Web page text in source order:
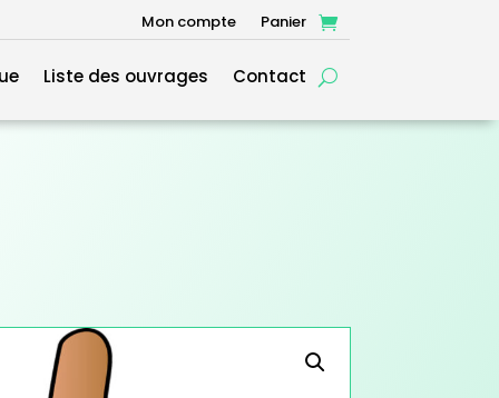
Mon compte Panier
Liste des ouvrages Contact